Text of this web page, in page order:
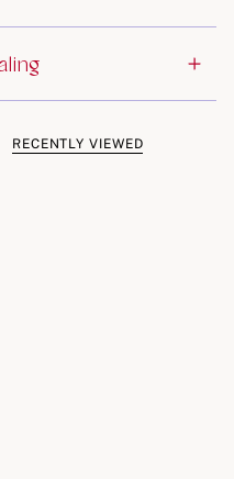
RECENTLY VIEWED